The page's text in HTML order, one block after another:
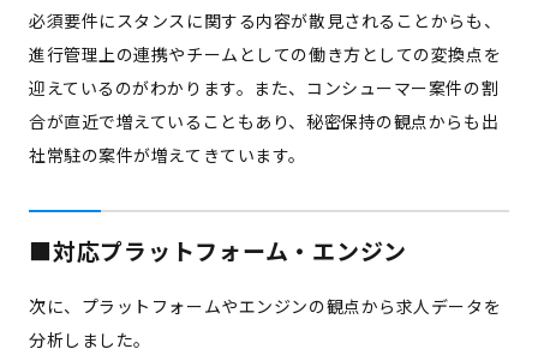
必須要件にスタンスに関する内容が散見されることからも、
進行管理上の連携やチームとしての働き方としての変換点を
迎えているのがわかります。また、コンシューマー案件の割
合が直近で増えていることもあり、秘密保持の観点からも出
社常駐の案件が増えてきています。
■対応プラットフォーム・エンジン
次に、プラットフォームやエンジンの観点から求人データを
分析しました。